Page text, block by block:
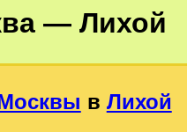
— Лихой
в Лихой